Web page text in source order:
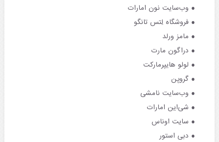
وب‌سایت نون امارات
فروشگاه لِتس تانگو
مامز ورلد
دراگون مارت
لولو هایپرمارکت
گروپن
وب‌سایت نامشی
شی‌این امارات
سایت اوناس
دبی استور